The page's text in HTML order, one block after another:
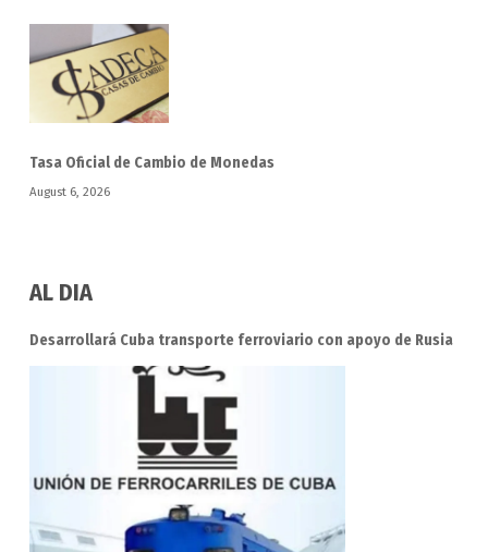
Tasa Oficial de Cambio de Monedas
August 6, 2026
AL DIA
Desarrollará Cuba transporte ferroviario con apoyo de Rusia